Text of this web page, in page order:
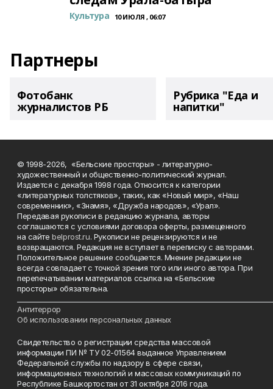
Культура 10 ИЮЛЯ , 06:07
Партнеры
Фотобанк
журналистов РБ
Рубрика "Еда и
напитки"
© 1998-2026, «Бельские просторы» - литературно-
художественный и общественно-политический журнал.
Издается с декабря 1998 года. Относится к категории
«литературных толстяков», таких, как «Новый мир», «Наш
современник», «Знамя», «Дружба народов», «Урал».
Передавая рукописи в редакцию журнала, авторы
соглашаются с условиями договора оферты, размещенного
на сайтеbelprost.ru. Рукописи не рецензируются и не
возвращаются. Редакция не вступает в переписку с авторами.
Положительное решение сообщается. Мнение редакции не
всегда совпадает с точкой зрения того или иного автора. При
перепечатывании материалов ссылка на «Бельские
просторы» обязательна.
Антитеррор
Об использовании персональных данных
Свидетельство о регистрации средства массовой
информации ПИ № ТУ 02-01564 выданное Управлением
Федеральной службы по надзору в сфере связи,
информационных технологий и массовых коммуникаций по
Республике Башкортостан от 31 октября 2016 года.